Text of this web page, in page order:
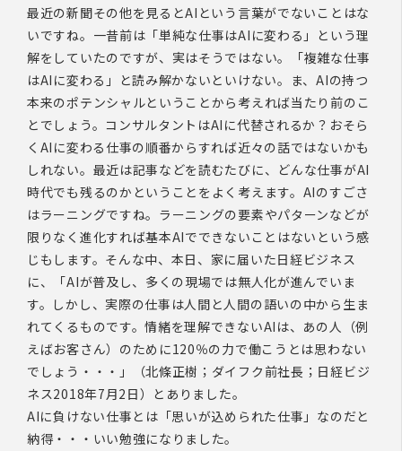
最近の新聞その他を見るとAIという言葉がでないことはな
いですね。一昔前は「単純な仕事はAIに変わる」という理
解をしていたのですが、実はそうではない。「複雑な仕事
はAIに変わる」と読み解かないといけない。ま、AIの持つ
本来のポテンシャルということから考えれば当たり前のこ
とでしょう。コンサルタントはAIに代替されるか？おそら
くAIに変わる仕事の順番からすれば近々の話ではないかも
しれない。最近は記事などを読むたびに、どんな仕事がAI
時代でも残るのかということをよく考えます。AIのすごさ
はラーニングですね。ラーニングの要素やパターンなどが
限りなく進化すれば基本AIでできないことはないという感
じもします。そんな中、本日、家に届いた日経ビジネス
に、「AIが普及し、多くの現場では無人化が進んでいま
す。しかし、実際の仕事は人間と人間の語いの中から生ま
れてくるものです。情緒を理解できないAIは、あの人（例
えばお客さん）のために120％の力で働こうとは思わない
でしょう・・・」（北條正樹；ダイフク前社長；日経ビジ
ネス2018年7月2日）とありました。
AIに負けない仕事とは「思いが込められた仕事」なのだと
納得・・・いい勉強になりました。